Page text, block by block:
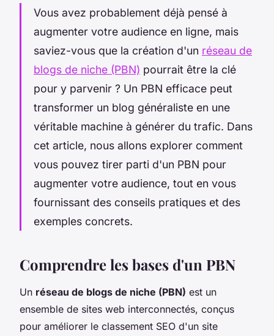
Vous avez probablement déjà pensé à
augmenter votre audience en ligne, mais
saviez-vous que la création d'un réseau de
blogs de niche (PBN) pourrait être la clé
pour y parvenir ? Un PBN efficace peut
transformer un blog généraliste en une
véritable machine à générer du trafic. Dans
cet article, nous allons explorer comment
vous pouvez tirer parti d'un PBN pour
augmenter votre audience, tout en vous
fournissant des conseils pratiques et des
exemples concrets.
Comprendre les bases d'un PBN
Un réseau de blogs de niche (PBN) est un
ensemble de sites web interconnectés, conçus
pour améliorer le classement SEO d'un site